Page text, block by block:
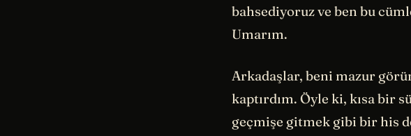
bahsediyoruz ve ben bu
Umarım.
Arkadaşlar, beni mazur
kaptırdım. Öyle ki, kısa bir
geçmişe gitmek gibi bir his